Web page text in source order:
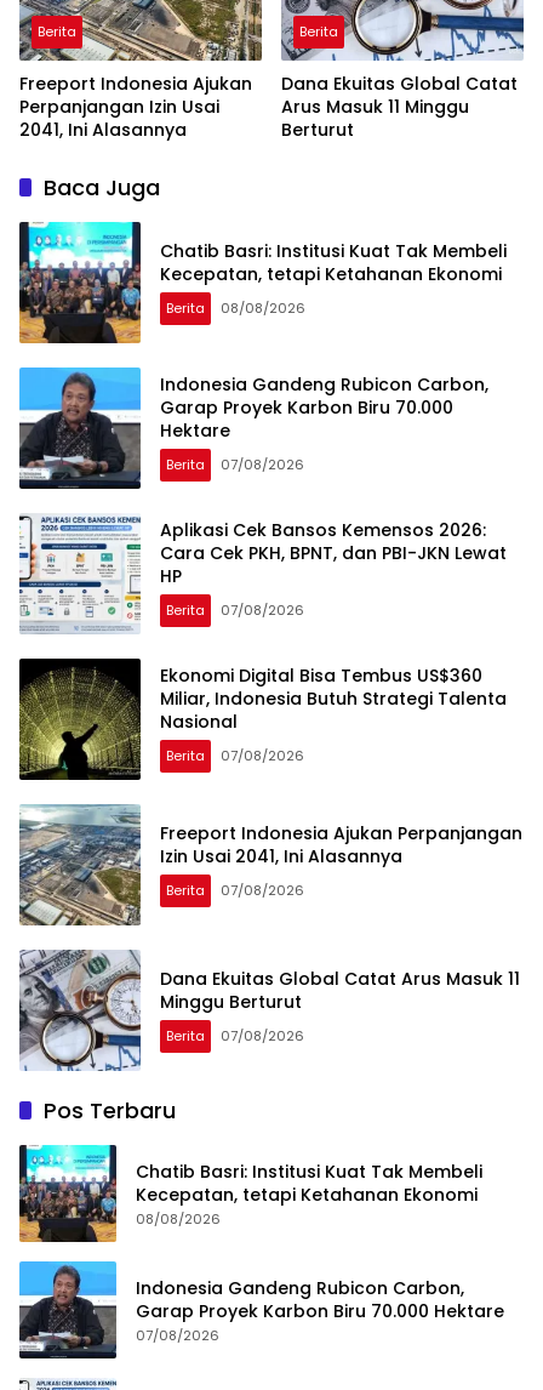
Berita
Freeport Indonesia Ajukan
Perpanjangan Izin Usai
2041, Ini Alasannya
Berita
Dana Ekuitas Global Catat
Arus Masuk 11 Minggu
Berturut
Baca Juga
Chatib Basri: Institusi Kuat Tak Membeli
Kecepatan, tetapi Ketahanan Ekonomi
Berita 08/08/2026
Indonesia Gandeng Rubicon Carbon,
Garap Proyek Karbon Biru 70.000
Hektare
Berita 07/08/2026
Aplikasi Cek Bansos Kemensos 2026:
Cara Cek PKH, BPNT, dan PBI-JKN Lewat
HP
Berita 07/08/2026
Ekonomi Digital Bisa Tembus US$360
Miliar, Indonesia Butuh Strategi Talenta
Nasional
Berita 07/08/2026
Freeport Indonesia Ajukan Perpanjangan
Izin Usai 2041, Ini Alasannya
Berita 07/08/2026
Dana Ekuitas Global Catat Arus Masuk 11
Minggu Berturut
Berita 07/08/2026
Pos Terbaru
Chatib Basri: Institusi Kuat Tak Membeli
Kecepatan, tetapi Ketahanan Ekonomi
08/08/2026
Indonesia Gandeng Rubicon Carbon,
Garap Proyek Karbon Biru 70.000 Hektare
07/08/2026